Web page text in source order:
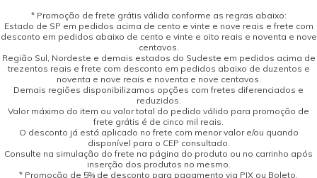
* Promoção de frete grátis válida conforme as regras abaixo:
Estado de SP em pedidos acima de cento e vinte e nove reais e frete com
desconto em pedidos abaixo de cento e vinte e oito reais e noventa e nove
centavos.
Região Sul, Nordeste e demais estados do Sudeste em pedidos acima de
trezentos reais e frete com desconto em pedidos abaixo de duzentos e
noventa e nove reais e noventa e nove centavos.
Demais regiões disponibilizamos opções com fretes diferenciados e
reduzidos.
Valor máximo do item ou valor total do pedido válido para promoção de
frete grátis é de cinco mil reais.
O desconto já está aplicado no frete com menor valor e/ou quando
disponível para o CEP consultado.
Consulte na simulação do frete na página do produto ou no carrinho após
inserção dos produtos no mesmo.
* Promoção de 5% de desconto para pagamento via PIX ou Boleto,